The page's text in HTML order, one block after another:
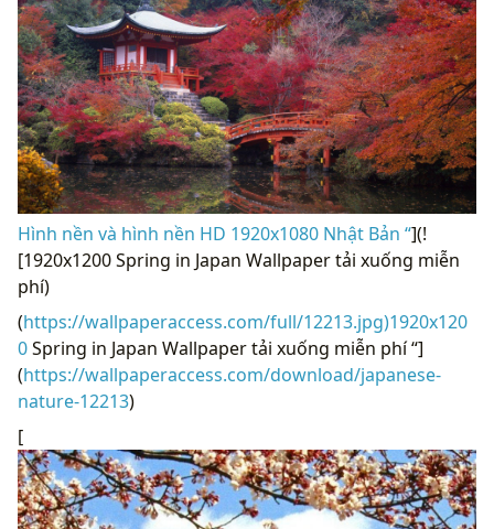
Hình nền và hình nền HD 1920x1080 Nhật Bản “](!
[1920x1200 Spring in Japan Wallpaper tải xuống miễn
phí)
(https://wallpaperaccess.com/full/12213.jpg)1920x120
0Spring in Japan Wallpaper tải xuống miễn phí “]
(https://wallpaperaccess.com/download/japanese-
nature-12213)
[